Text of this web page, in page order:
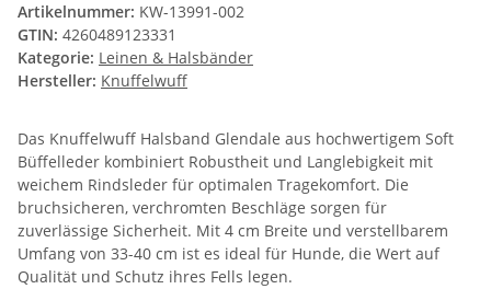
Artikelnummer: KW-13991-002
GTIN: 4260489123331
Kategorie: Leinen & Halsbänder
Hersteller: Knuffelwuff
Das Knuffelwuff Halsband Glendale aus hochwertigem Soft
Büffelleder kombiniert Robustheit und Langlebigkeit mit
weichem Rindsleder für optimalen Tragekomfort. Die
bruchsicheren, verchromten Beschläge sorgen für
zuverlässige Sicherheit. Mit 4 cm Breite und verstellbarem
Umfang von 33-40 cm ist es ideal für Hunde, die Wert auf
Qualität und Schutz ihres Fells legen.